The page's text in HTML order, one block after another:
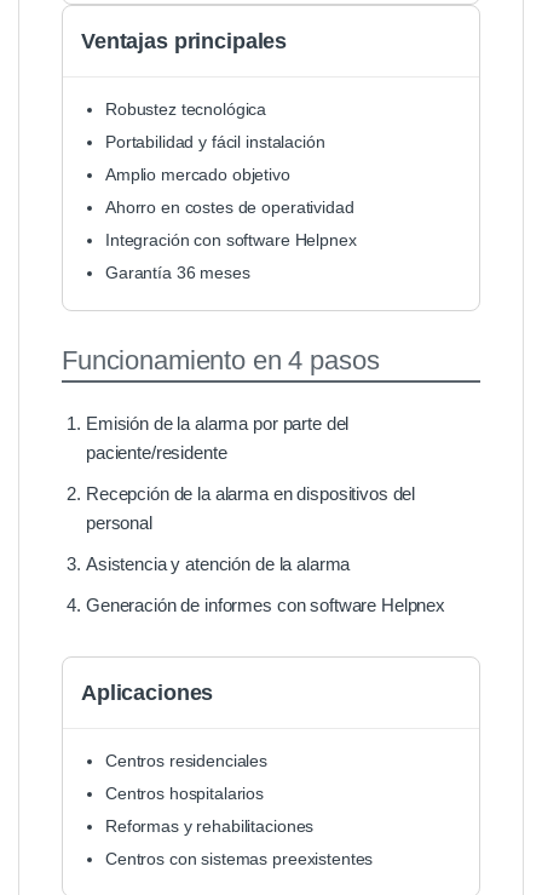
Ventajas principales
Robustez tecnológica
Portabilidad y fácil instalación
Amplio mercado objetivo
Ahorro en costes de operatividad
Integración con software Helpnex
Garantía 36 meses
Funcionamiento en 4 pasos
Emisión de la alarma por parte del
paciente/residente
Recepción de la alarma en dispositivos del
personal
Asistencia y atención de la alarma
Generación de informes con software Helpnex
Aplicaciones
Centros residenciales
Centros hospitalarios
Reformas y rehabilitaciones
Centros con sistemas preexistentes